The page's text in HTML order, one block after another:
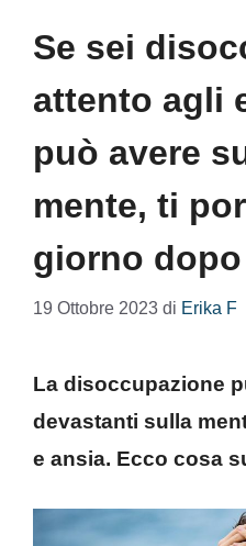
Se sei
attento agli
può avere
mente, ti
giorno
19 Ottobre 2023 di Erika F
La disoccupazione
devastanti sulla
e ansia. Ecco cosa